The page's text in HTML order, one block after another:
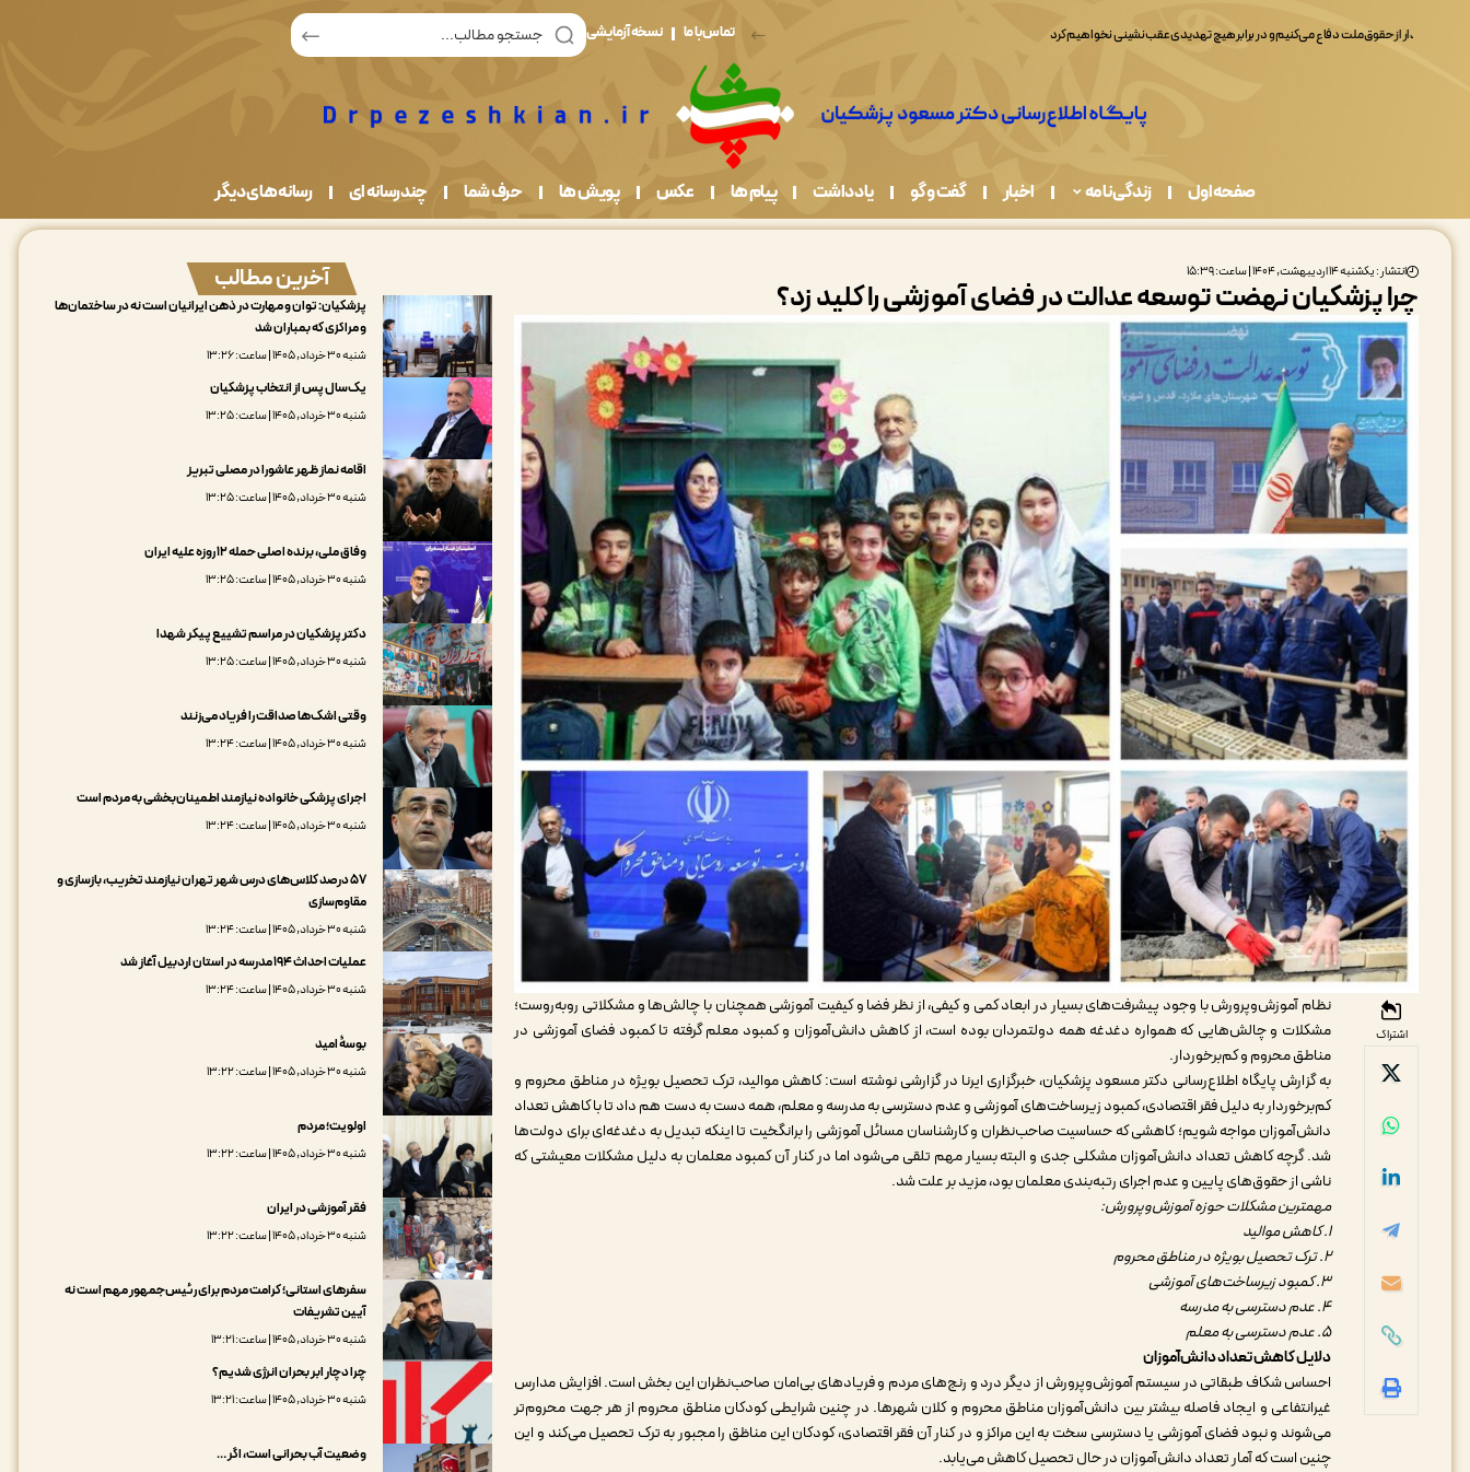
همه ما در قبال حفاظت از محیط زیست مسئولیم تماس با ما نسخه آزمایشی
صفحه اول زندگی نامه اخبار گفت و گو یادداشت پیام ها عکس پویش ها حرف شما چندرسانه ای رسانه های دیگر
انتشار : یکشنبه ۱۴ اردیبهشت, ۱۴۰۴ | ساعت: ۱۵:۳۹
چرا پزشکیان نهضت توسعه عدالت در فضای آموزشی را کلید زد؟
اشتراک
نظام آموزش‌وپرورش با وجود پیشرفت‌های بسیار در ابعاد کمی و کیفی، از نظر فضا و کیفیت آموزشی همچنان با چالش‌ها و مشکلاتی روبه‌روست؛
مشکلات و چالش‌هایی که همواره دغدغه همه دولتمردان بوده است، از کاهش دانش‌آموزان و کمبود معلم گرفته تا کمبود فضای آموزشی در
مناطق محروم و کم‌برخوردار.
به گزارش پایگاه اطلاع‌رسانی دکتر مسعود پزشکیان، خبرگزاری ایرنا در گزارشی نوشته است: کاهش موالید، ترک تحصیل بویژه در مناطق محروم و
کم‌برخوردار به دلیل فقر اقتصادی، کمبود زیرساخت‌های آموزشی و عدم دسترسی به مدرسه و معلم، همه دست به دست هم داد تا با کاهش تعداد
دانش‌آموزان مواجه شویم؛ کاهشی که حساسیت صاحب‌نظران و کارشناسان مسائل آموزشی را برانگخیت تا اینکه تبدیل به دغدغه‌ای برای دولت‌ها
شد. گرچه کاهش تعداد دانش‌آموزان مشکلی جدی و البته بسیار مهم تلقی می‌شود اما در کنار آن کمبود معلمان به دلیل مشکلات معیشتی که
ناشی از حقوق‌های پایین و عدم اجرای رتبه‌بندی معلمان بود، مزید بر علت شد.
مهمترین مشکلات حوزه آموزش‌وپرورش:
۱. کاهش موالید
۲. ترک تحصیل بویژه در مناطق محروم
۳. کمبود زیرساخت‌های آموزشی
۴. عدم دسترسی به مدرسه
۵. عدم دسترسی به معلم
دلایل کاهش تعداد دانش‌آموزان
احساس شکاف طبقاتی در سیستم آموزش‌وپرورش از دیگر درد و رنج‌های مردم و فریادهای بی‌امان صاحب‌نظران این بخش است. افزایش مدارس
غیرانتفاعی و ایجاد فاصله بیشتر بین دانش‌آموزان مناطق محروم و کلان شهرها. در چنین شرایطی کودکان مناطق محروم از هر جهت محروم‌تر
می‌شوند و نبود فضای آموزشی یا دسترسی سخت به این مراکز و در کنار آن فقر اقتصادی، کودکان این مناظق را مجبور به ترک تحصیل می‌کند و این
چنین است که آمار تعداد دانش‌آموزان در حال تحصیل کاهش می‌یابد.
آخرین مطالب
پزشکیان: توان و مهارت در ذهن ایرانیان است نه در ساختمان‌ها
و مراکزی که بمباران شد
شنبه ۳۰ خرداد, ۱۴۰۵ | ساعت: ۱۳:۲۶
یک‌سال پس از انتخاب پزشکیان
شنبه ۳۰ خرداد, ۱۴۰۵ | ساعت: ۱۳:۲۵
اقامه نماز ظهر عاشورا در مصلی تبریز
شنبه ۳۰ خرداد, ۱۴۰۵ | ساعت: ۱۳:۲۵
وفاق ملی، ‌برنده اصلی حمله ۱۲ روزه علیه ایران
شنبه ۳۰ خرداد, ۱۴۰۵ | ساعت: ۱۳:۲۵
دکتر پزشکیان در مراسم تشییع پیکر شهدا
شنبه ۳۰ خرداد, ۱۴۰۵ | ساعت: ۱۳:۲۵
وقتی اشک‌ها صداقت را فریاد می‌زنند
شنبه ۳۰ خرداد, ۱۴۰۵ | ساعت: ۱۳:۲۴
اجرای پزشکی خانواده نیازمند اطمینان‌بخشی به مردم است
شنبه ۳۰ خرداد, ۱۴۰۵ | ساعت: ۱۳:۲۴
۵۷ درصد کلاس‌های درس شهر تهران نیازمند تخریب، بازسازی و
مقاوم‌سازی
شنبه ۳۰ خرداد, ۱۴۰۵ | ساعت: ۱۳:۲۴
عملیات احداث ۱۹۴ مدرسه در استان اردبیل آغاز شد
شنبه ۳۰ خرداد, ۱۴۰۵ | ساعت: ۱۳:۲۴
بوسۀ امید
شنبه ۳۰ خرداد, ۱۴۰۵ | ساعت: ۱۳:۲۲
اولویت؛ مردم
شنبه ۳۰ خرداد, ۱۴۰۵ | ساعت: ۱۳:۲۲
فقر آموزشی در ایران
شنبه ۳۰ خرداد, ۱۴۰۵ | ساعت: ۱۳:۲۲
سفرهای استانی؛ کرامت مردم برای رئیس‌جمهور مهم است نه
آیین تشریفات
شنبه ۳۰ خرداد, ۱۴۰۵ | ساعت: ۱۳:۲۱
چرا دچار ابر بحران انرژی شدیم؟
شنبه ۳۰ خرداد, ۱۴۰۵ | ساعت: ۱۳:۲۱
وضعیت آب بحرانی است، اگر …